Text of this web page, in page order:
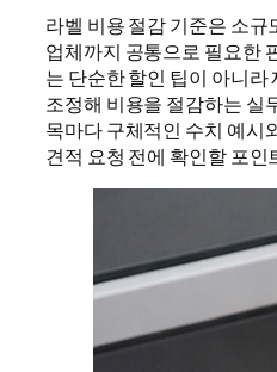
라벨 비용 절감 기준은 소
업체까지 공통으로 필요한
는 단순한 할인 팁이 아니
조정해 비용을 절감하는 실
목마다 구체적인 수치 예시
견적 요청 전에 확인할 포인